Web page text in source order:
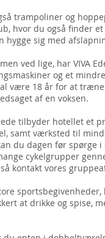
trampoliner og
hvor du også finder
hygge sig med
ved lige, har VIVA
og et
være 18 år for at
af en voksen.
tilbyder hotellet et
samt værksted til
du dagen før spørge i
cykelgrupper
kontakt vores
at drikke og spise,